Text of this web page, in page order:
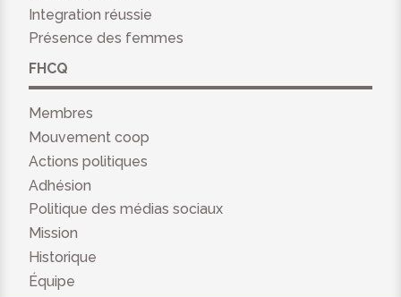
Integration réussie
Présence des femmes
FHCQ
Membres
Mouvement coop
Actions politiques
Adhésion
Politique des médias sociaux
Mission
Historique
Équipe